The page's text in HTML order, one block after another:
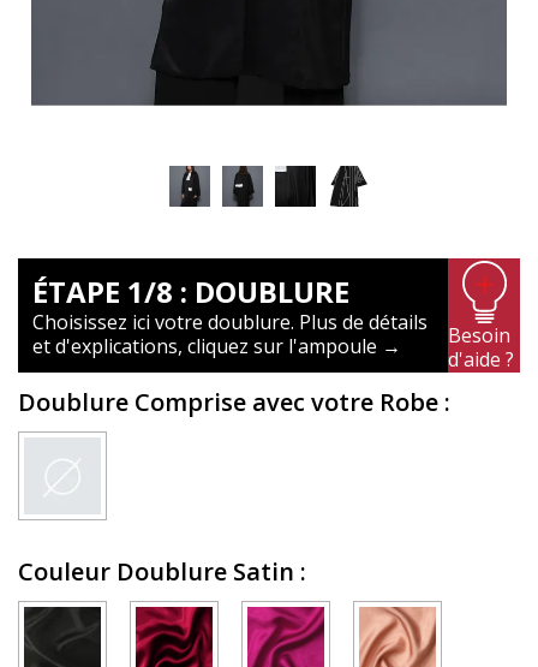
ÉTAPE 1/8 : DOUBLURE
Choisissez ici votre doublure. Plus de détails
et d'explications, cliquez sur l'ampoule →
Besoin
d'aide ?
Doublure Comprise avec votre Robe :
Couleur Doublure Satin :